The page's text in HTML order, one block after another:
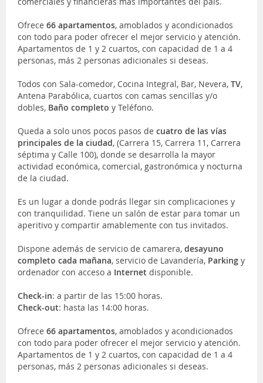
Ofrece 66 apartamentos, amoblados y acondicionados
con todo para poder ofrecer el mejor servicio y atención.
Apartamentos de 1 y 2 cuartos, con capacidad de 1 a 4
personas, más 2 personas adicionales si deseas.
Todos con Sala-comedor, Cocina Integral, Bar, Nevera, TV,
Antena Parabólica, cuartos con camas sencillas y/o
dobles, Baño completo y Teléfono.
Queda a solo unos pocos pasos de cuatro de las vías
principales de la ciudad, (Carrera 15, Carrera 11, Carrera
séptima y Calle 100), donde se desarrolla la mayor
actividad económica, comercial, gastronómica y nocturna
de la ciudad.
Es un lugar a donde podrás llegar sin complicaciones y
con tranquilidad. Tiene un salón de estar para tomar un
aperitivo y compartir amablemente con tus invitados.
Dispone además de servicio de camarera, desayuno
completo cada mañana, servicio de Lavandería, Parking y
ordenador con acceso a Internet disponible.
Check-in: a partir de las 15:00 horas.
Check-out: hasta las 14:00 horas.
Ofrece 66 apartamentos, amoblados y acondicionados
con todo para poder ofrecer el mejor servicio y atención.
Apartamentos de 1 y 2 cuartos, con capacidad de 1 a 4
personas, más 2 personas adicionales si deseas.